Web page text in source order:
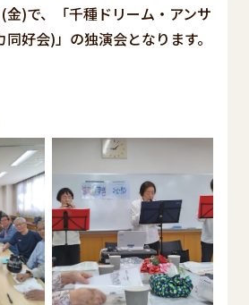
)で、「千種ドリーム・アンサ
好会)」の独演会となります。